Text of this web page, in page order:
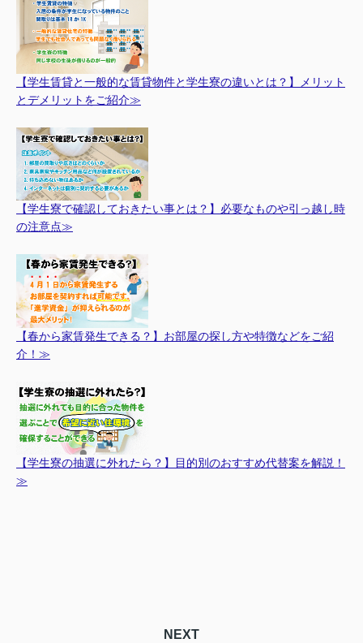
【学生賃貸と一般的な賃貸物件と学生寮の違いとは？】メリット
とデメリットをご紹介≫
【学生寮で確認しておきたい事とは？】必要なものや引っ越し時
の注意点≫
【春から家賃発生できる？】お部屋の探し方や特徴などをご紹
介！≫
【学生寮の抽選に外れたら？】目的別のおすすめ代替案を解説！
≫
NEXT